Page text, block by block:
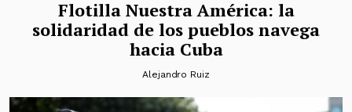
Flotilla Nuestra América: la
solidaridad de los pueblos navega
hacia Cuba
Alejandro Ruiz